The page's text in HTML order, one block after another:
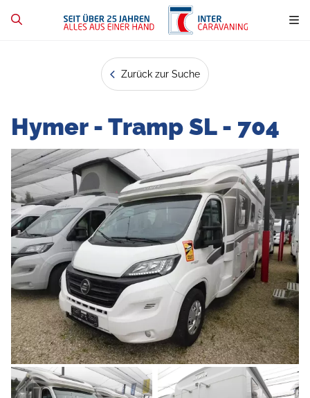
Zurück zur Suche
Hymer - Tramp SL - 704